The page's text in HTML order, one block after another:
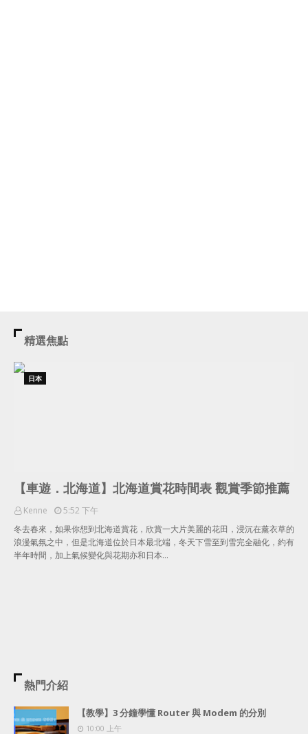
精選焦點
日本
【車遊．北海道】北海道賞花時間表 觀賞季節推薦
Kenne
5:52 下午
冬去春來，如果你想到北海道賞花，欣賞一大片美麗的花田，浸沉在薰衣草的
浪漫氣氛之中，但是北海道位於日本最北端，冬天下雪至到雪完全融化，約有
半年時間，加上氣候變化與花期亦和日本…
熱門介紹
【教學】3 分鐘學懂 Router 與 Modem 的分別
10:00 上午